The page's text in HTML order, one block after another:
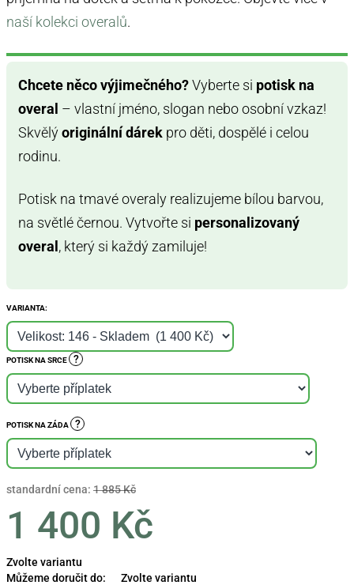
naší kolekci overalů.
Chcete něco výjimečného?Vyberte si potisk na
overal – vlastní jméno, slogan nebo osobní vzkaz!
Skvělýoriginální dárek pro děti, dospělé i celou
rodinu.
Potisk na tmavé overaly realizujeme bílou barvou,
na světlé černou. Vytvořte si personalizovaný
overal , který si každý zamiluje!
VARIANTA:
POTISK NA SRCE ?
POTISK NA ZÁDA ?
standardní cena: 1 885 Kč
1 400 Kč
Měrná
cena:
Zvolte variantu
Můžeme doručit do:
Zvolte variantu